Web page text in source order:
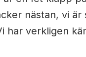
nästan, vi är
har verkligen